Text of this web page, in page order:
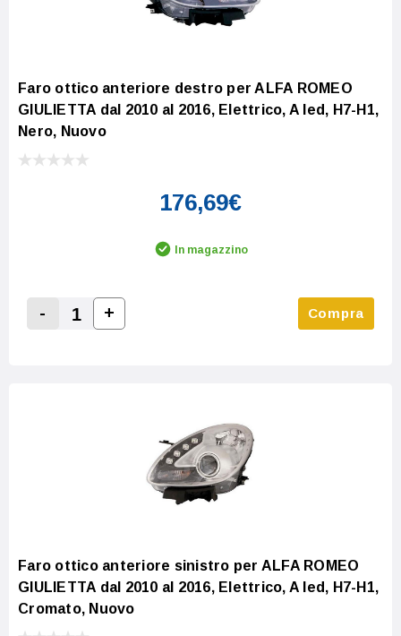
Faro ottico anteriore destro per ALFA ROMEO
GIULIETTA dal 2010 al 2016, Elettrico, A led, H7-H1,
Nero, Nuovo
176,69€
In magazzino
Decrease Quantity:
-
Increase Quantity:
+ Compra
Faro ottico anteriore sinistro per ALFA ROMEO
GIULIETTA dal 2010 al 2016, Elettrico, A led, H7-H1,
Cromato, Nuovo